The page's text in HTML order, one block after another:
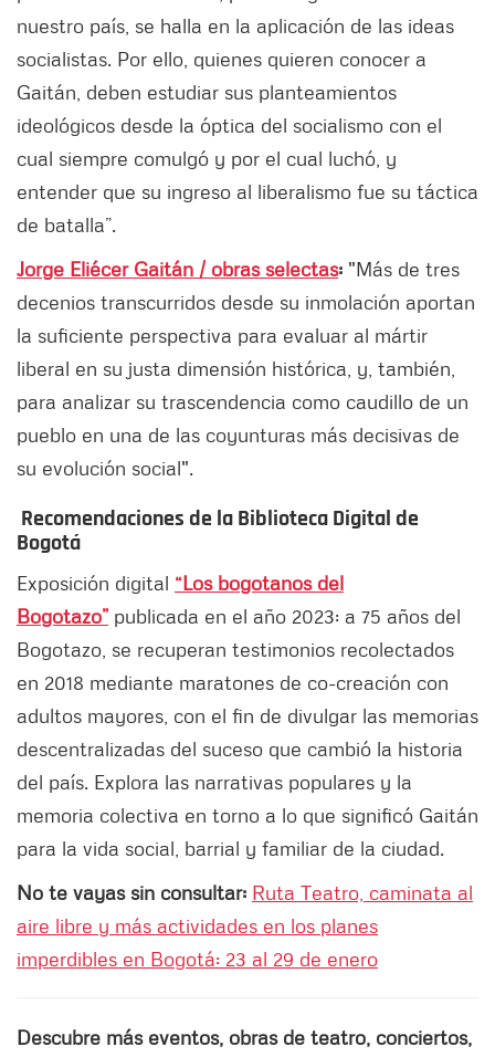
nuestro país, se halla en la aplicación de las ideas
socialistas. Por ello, quienes quieren conocer a
Gaitán, deben estudiar sus planteamientos
ideológicos desde la óptica del socialismo con el
cual siempre comulgó y por el cual luchó, y
entender que su ingreso al liberalismo fue su táctica
de batalla”.
Jorge Eliécer Gaitán / obras selectas: "Más de tres
decenios transcurridos desde su inmolación aportan
la suficiente perspectiva para evaluar al mártir
liberal en su justa dimensión histórica, y, también,
para analizar su trascendencia como caudillo de un
pueblo en una de las coyunturas más decisivas de
su evolución social".
Recomendaciones de la Biblioteca Digital de
Bogotá
Exposición digital “Los bogotanos del
Bogotazo” publicada en el año 2023: a 75 años del
Bogotazo, se recuperan testimonios recolectados
en 2018 mediante maratones de co-creación con
adultos mayores, con el fin de divulgar las memorias
descentralizadas del suceso que cambió la historia
del país. Explora las narrativas populares y la
memoria colectiva en torno a lo que significó Gaitán
para la vida social, barrial y familiar de la ciudad.
No te vayas sin consultar: Ruta Teatro, caminata al
aire libre y más actividades en los planes
imperdibles en Bogotá: 23 al 29 de enero
Descubre más eventos, obras de teatro, conciertos,